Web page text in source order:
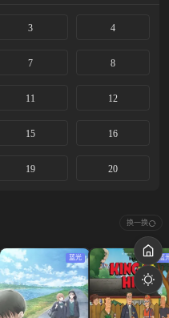
3 4
7 8
11 12
15 16
19 20
换一换
蓝光 蓝